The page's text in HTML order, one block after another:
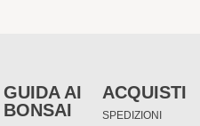
GUIDA AI
BONSAI
ACQUISTI
SPEDIZIONI